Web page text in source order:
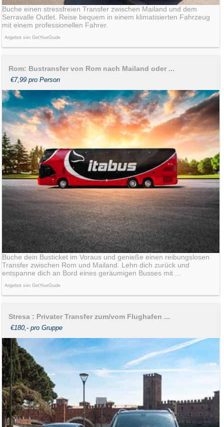
Buche einen stressfreien Transfer zwischen Mailand und dem
Serravalle Outlet. Reise bequem in einem klimatisierten Fahrzeug
mit einem professionellen Fahrer.
Angebot von GetYourGuide
Rom: Bustransfer von Rom nach Mailand oder ...
€7,99 pro Person
Buche dein Busticket im Voraus und genieße einen reibungslosen
Transfer zwischen Rom und Mailand. Lehn dich zurück und
entspanne dich an Bord eines geräumigen Busses mit ...
Angebot von GetYourGuide
Stresa : Privater Transfer zum/vom Flughafen ...
€180,- pro Gruppe